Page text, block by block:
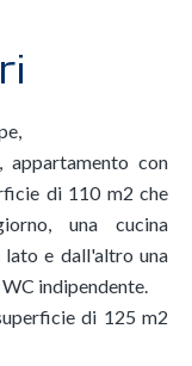
appartamento con
di 110 m2 che
una cucina
lato e dall'altro una
indipendente.
di 125 m2